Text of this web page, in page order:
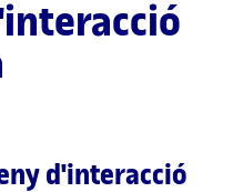
d'interacció